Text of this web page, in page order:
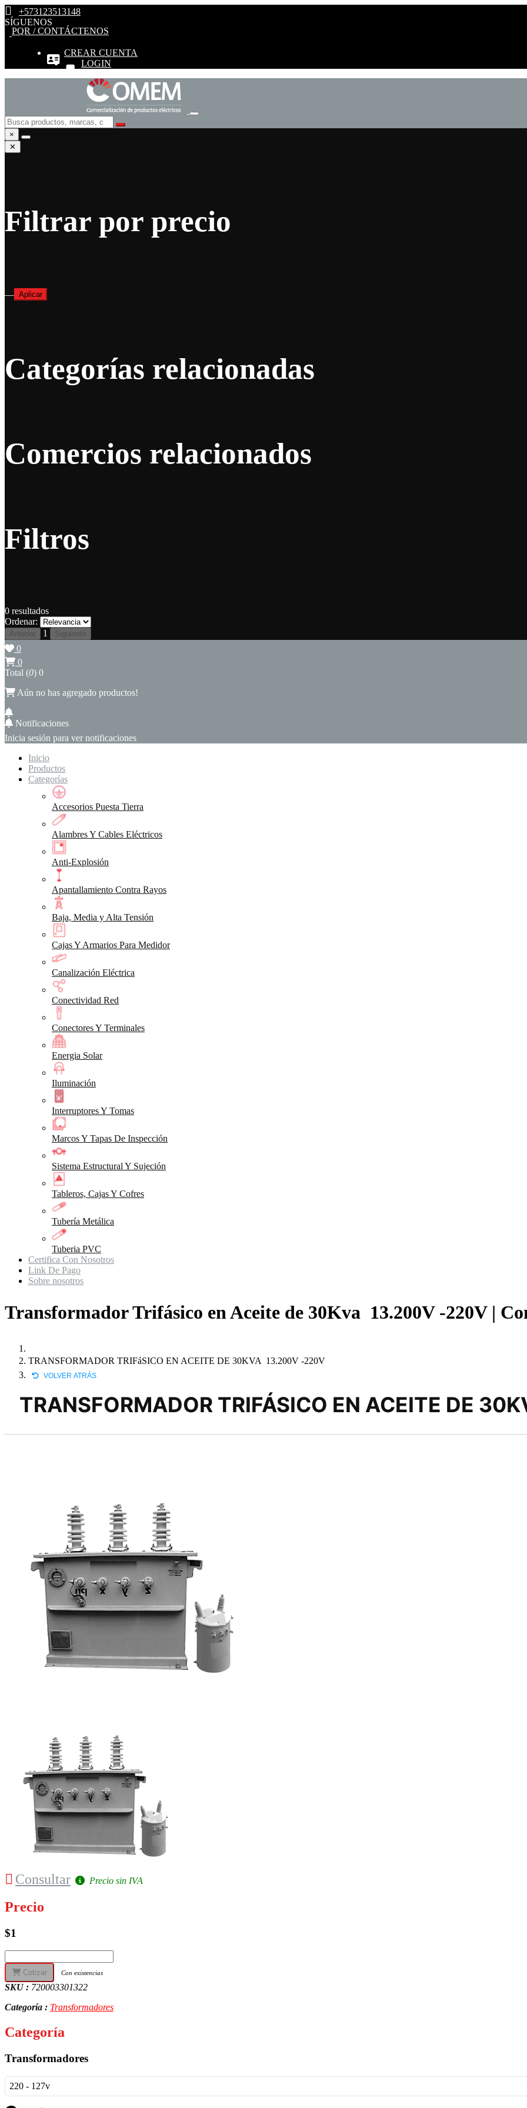
+573123513148
SÍGUENOS
PQR / CONTÁCTENOS
CREAR CUENTA
LOGIN
×
✕
Filtrar por precio
— Aplicar
Categorías relacionadas
Comercios relacionados
Filtros
0 resultados
Ordenar:
Anterior 1 Siguiente
0
0
Total (0) 0
Aún no has agregado productos!
Notificaciones
Inicia sesión para ver notificaciones
Inicio
Productos
Categorías
Accesorios Puesta Tierra
Alambres Y Cables Eléctricos
Anti-Explosión
Apantallamiento Contra Rayos
Baja, Media y Alta Tensión
Cajas Y Armarios Para Medidor
Canalización Eléctrica
Conectividad Red
Conectores Y Terminales
Energia Solar
Iluminación
Interruptores Y Tomas
Marcos Y Tapas De Inspección
Sistema Estructural Y Sujeción
Tableros, Cajas Y Cofres
Tubería Metálica
Tuberia PVC
Certifica Con Nosotros
Link De Pago
Sobre nosotros
Transformador Trifásico en Aceite de 30Kva  13.200V -220V |
TRANSFORMADOR TRIFáSICO EN ACEITE DE 30KVA  13.200V -220V
VOLVER ATRÁS
TRANSFORMADOR TRIFÁSICO EN ACEITE DE
Consultar Precio sin IVA
Precio
$1
Cotizar Con existencias
SKU : 720003301322
Categoría : Transformadores
Categoría
Transformadores
220 - 127v